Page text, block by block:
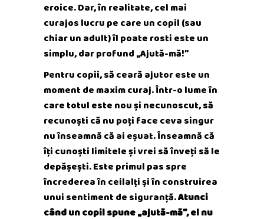
eroice. Dar, în realitate, cel mai
curajos lucru pe care un copil (sau
chiar un adult) îl poate rosti este un
simplu, dar profund „Ajută-mă!”
Pentru copii, să ceară ajutor este un
moment de maxim curaj. Într-o lume în
care totul este nou și necunoscut, să
recunoști că nu poți face ceva singur
nu înseamnă că ai eșuat. Înseamnă că
îți cunoști limitele și vrei să înveți să le
depășești. Este primul pas spre
încrederea în ceilalți și în construirea
unui sentiment de siguranță.Atunci
când un copil spune „ajută-mă”, el nu